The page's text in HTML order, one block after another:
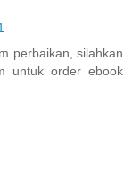
perbaikan, silahkan
untuk order ebook